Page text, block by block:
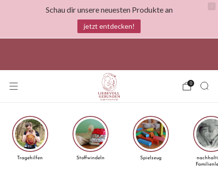
0
Tragehilfen Stoffwindeln Spielzeug
Schau dir unsere neuesten Produkte an
jetzt entdecken!